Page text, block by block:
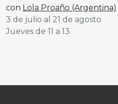
con Lola Proaño (Argentina)
3 de julio al 21 de agosto
Jueves de 11 a 13